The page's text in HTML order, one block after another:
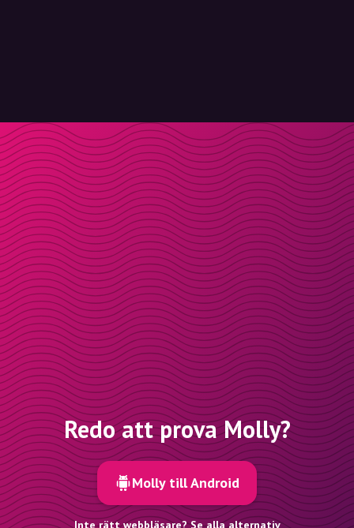
Redo att prova Molly?
Molly till Android
Inte rätt webbläsare? Se alla alternativ